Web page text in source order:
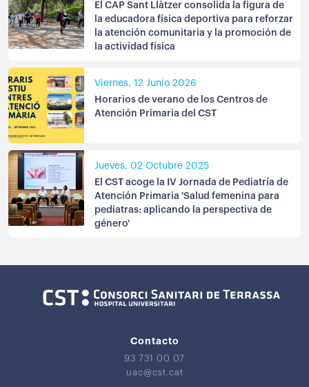
El CAP Sant Llàtzer consolida la figura de
la educadora física deportiva para reforzar
la atención comunitaria y la promoción de
la actividad física
Viernes, 12 Junio 2026
Horarios de verano de los Centros de
Atención Primaria del CST
Jueves, 02 Octubre 2025
El CST acoge la IV Jornada de Pediatría de
Atención Primaria 'Salud femenina para
pediatras: aplicando la perspectiva de
género'
Contacto
93 731 00 07
uac@cst.cat